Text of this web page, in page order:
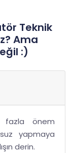
Teknik
Ama
:)
fazla önem
yapmaya
derin.